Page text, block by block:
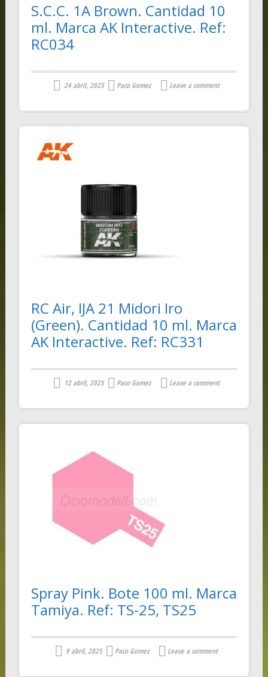
S.C.C. 1A Brown. Cantidad 10
ml. Marca AK Interactive. Ref:
RC034
24 abril, 2025 Paco Gomez Leave a comment
RC Air, IJA 21 Midori Iro
(Green). Cantidad 10 ml. Marca
AK Interactive. Ref: RC331
12 abril, 2025 Paco Gomez Leave a comment
Spray Pink. Bote 100 ml. Marca
Tamiya. Ref: TS-25, TS25
9 abril, 2025 Paco Gomez Leave a comment